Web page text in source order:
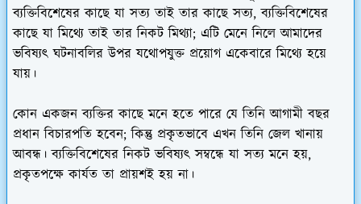
ব্যক্তিবিশেষের কাছে যা সত্য তাই তার কাছে সত্য, ব্যক্তিবিশেষের
কাছে যা মিথ্যে তাই তার নিকট মিথ্যা; এটি মেনে নিলে আমাদের
ভবিষ্যৎ ঘটনাবলির উপর যথোপযুক্ত প্রয়োগ একেবারে মিথ্যে হয়ে
যায়।
কোন একজন ব্যক্তির কাছে মনে হতে পারে যে তিনি আগামী বছর
প্রধান বিচারপতি হবেন; কিন্তু প্রকৃতভাবে এখন তিনি জেল খানায়
আবন্ধ। ব্যক্তিবিশেষের নিকট ভবিষ্যৎ সম্বন্ধে যা সত্য মনে হয়,
প্রকৃতপক্ষে কার্যত তা প্রায়শই হয় না।